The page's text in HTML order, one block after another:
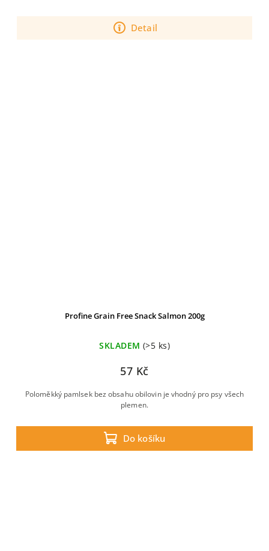
Detail
Profine Grain Free Snack Salmon 200g
SKLADEM (>5 ks)
57 Kč
Do košíku
Poloměkký pamlsek bez obsahu obilovin je vhodný pro psy všech
plemen.